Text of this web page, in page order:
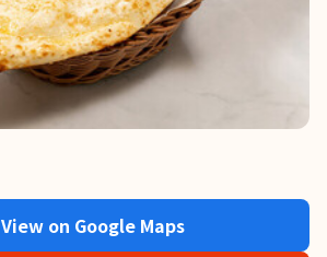
View on Google Maps